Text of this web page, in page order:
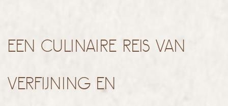
Een culinaire reis van
verfijning en